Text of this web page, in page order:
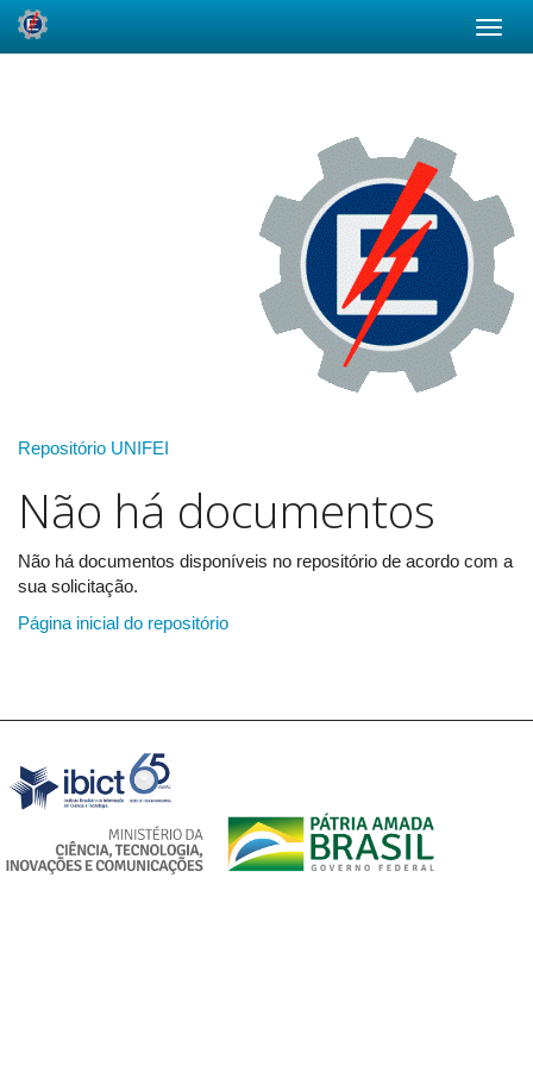
Repositório UNIFEI
Não há documentos
Não há documentos disponíveis no repositório de acordo com a
sua solicitação.
Página inicial do repositório